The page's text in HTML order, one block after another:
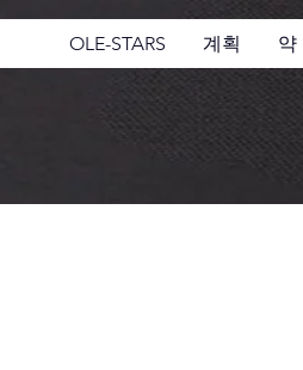
OLE-STARS 계획 약